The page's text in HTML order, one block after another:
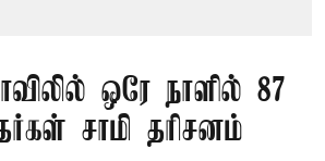
ஒரே நாளில் 87
சாமி தரிசனம்